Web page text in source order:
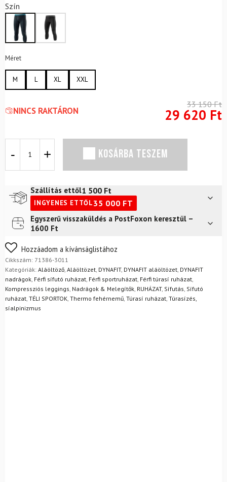
4.89
5-ből,
értékelés
alapján
Szín
Méret
M L XL XXL
NINCS RAKTÁRON
33 150Ft
29 620 Ft
nadrág
Merino
Storm
mennyiség
KOSÁRBA TESZEM
Szállítás ettől1 500 Ft
INGYENES ETTŐL35 000 FT
Futár a címre2 400
FoxPost
Egyszerű visszaküldés a PostFoxon keresztül –
1600 Ft
Nem biztos a választásában? Semmi gond – a terméket
egyszerűen visszaküldheti 14 napon belül, indoklás nélkül.
Mik a visszaküldés feltételei?
Hozzáadom a kívánságlistához
Cikkszám: 71386-3011
Kategóriák: Aláöltöző Aláöltözet DYNAFIT, DYNAFIT aláöltözet DYNAFIT
nadrágok Férfi sífutó ruházat Férfi sportruházat Férfi túrasí ruházat
Kompressziós leggings Nadrágok & Melegítők RUHÁZAT, Sífutás Sífutó
ruházat TÉLI SPORTOK Thermo fehérnemű Túrasí ruházat Túrasízés,
síalpinizmus